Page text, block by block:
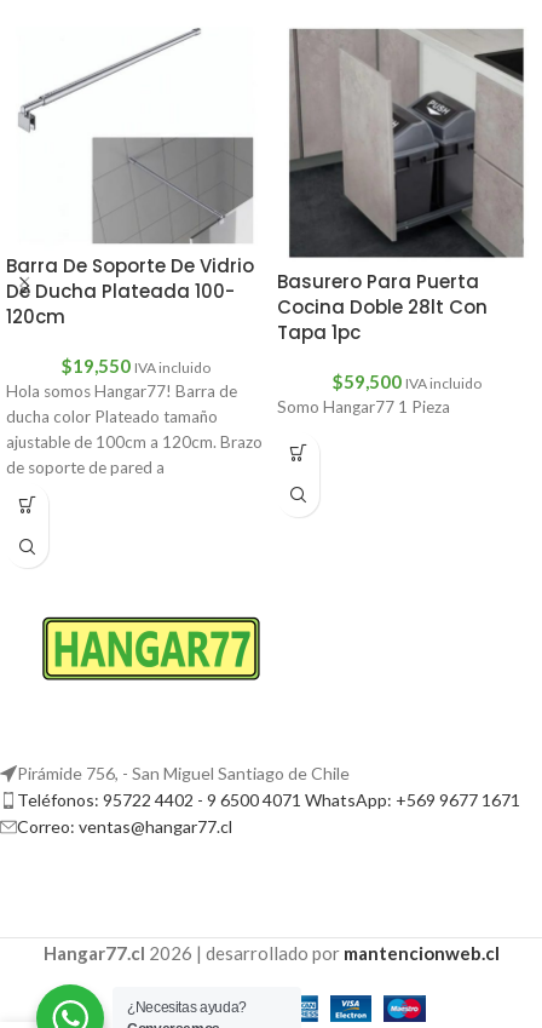
Barra De Soporte De Vidrio
De Ducha Plateada 100-
120cm
$19,550 IVA incluido
Hola somos Hangar77! Barra de
ducha color Plateado tamaño
ajustable de 100cm a 120cm. Brazo
de soporte de pared a
Basurero Para Puerta
Cocina Doble 28lt Con
Tapa 1pc
$59,500 IVA incluido
Somo Hangar77 1 Pieza
Pirámide 756, - San Miguel Santiago de Chile
Teléfonos: 95722 4402 - 9 6500 4071 WhatsApp: +569 9677 1671
Correo: ventas@hangar77.cl
Hangar77.cl 2026 | desarrollado por mantencionweb.cl
¿Necesitas ayuda?